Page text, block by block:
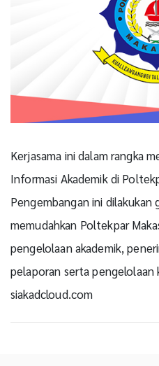
Kerjasama ini dalam rangka
Informasi Akademik di
Pengembangan ini dilakukan
memudahkan Poltekpar
pengelolaan akademik,
pelaporan serta pengelolaan
siakadcloud.com